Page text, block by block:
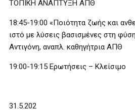
ΤΟΠΙΚΗ ΑΝΑΠΤΥΞΗ ΑΠΘ
18:45-19:00 «Ποιότητα ζωής και
ιστό με λύσεις βασισμένες στη
Αντιγόνη, αναπλ. καθηγήτρια ΑΠΘ
19:00-19:15 Ερωτήσεις – Κλείσιμο
31.5.202